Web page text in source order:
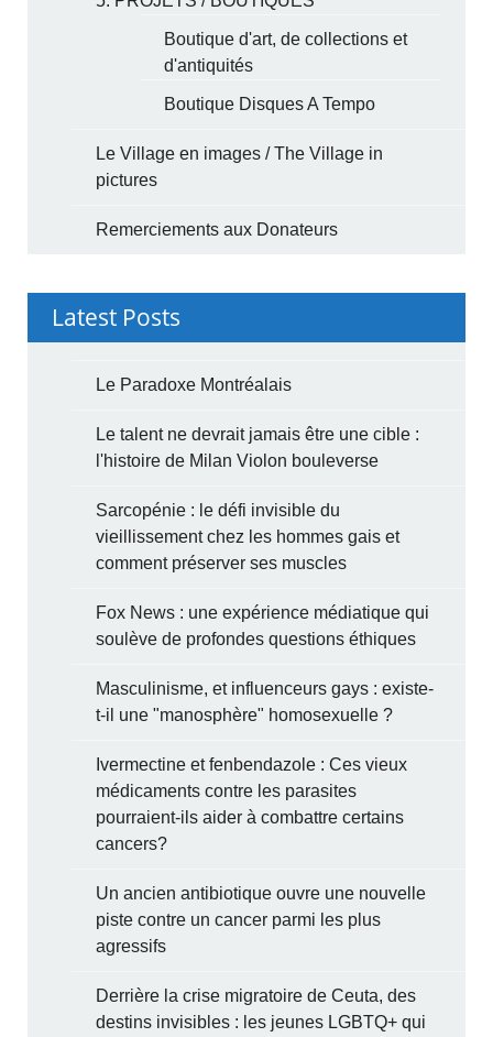
Boutique d'art, de collections et
d'antiquités
Boutique Disques A Tempo
Le Village en images / The Village in
pictures
Remerciements aux Donateurs
Latest Posts
Le Paradoxe Montréalais
Le talent ne devrait jamais être une cible :
l'histoire de Milan Violon bouleverse
Sarcopénie : le défi invisible du
vieillissement chez les hommes gais et
comment préserver ses muscles
Fox News : une expérience médiatique qui
soulève de profondes questions éthiques
Masculinisme, et influenceurs gays : existe-
t-il une "manosphère" homosexuelle ?
Ivermectine et fenbendazole : Ces vieux
médicaments contre les parasites
pourraient-ils aider à combattre certains
cancers?
Un ancien antibiotique ouvre une nouvelle
piste contre un cancer parmi les plus
agressifs
Derrière la crise migratoire de Ceuta, des
destins invisibles : les jeunes LGBTQ+ qui